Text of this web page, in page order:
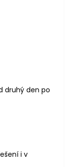
hvězdiček.
hvězdiček.
druhý den po
hvězdiček.
i v